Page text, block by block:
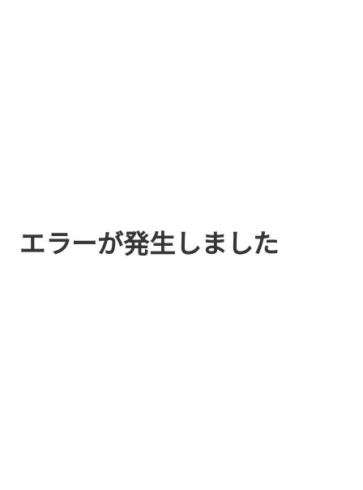
エラーが発生しました